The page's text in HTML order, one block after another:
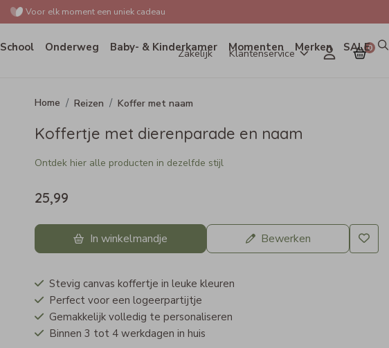
Voor elk moment een uniek cadeau
Zakelijk Klantenservice 0
School Onderweg Baby- & Kinderkamer Momenten Merken SALE
Reizen Koffer met naam
Koffertje met dierenparade en naam
Ontdek hier alle producten in dezelfde stijl
25,99
In winkelmandje Bewerken
Stevig canvas koffertje in leuke kleuren
Perfect voor een logeerpartijtje
Gemakkelijk volledig te personaliseren
Binnen 3 tot 4 werkdagen in huis